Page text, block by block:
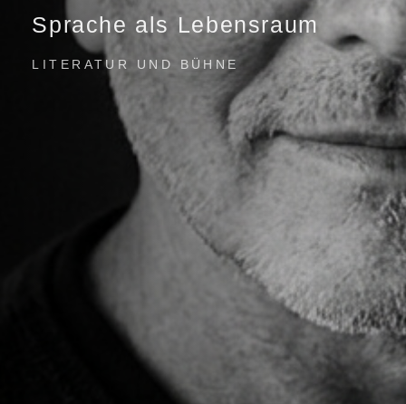
Sprache als Lebensraum
LITERATUR UND BÜHNE